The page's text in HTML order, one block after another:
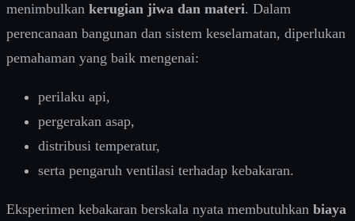
menimbulkan kerugian jiwa dan materi. Dalam
perencanaan bangunan dan sistem keselamatan, diperlukan
pemahaman yang baik mengenai:
perilaku api,
pergerakan asap,
distribusi temperatur,
serta pengaruh ventilasi terhadap kebakaran.
Eksperimen kebakaran berskala nyata membutuhkan biaya